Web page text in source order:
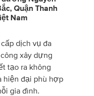
Quận Thanh
Nam
dịch vụ đa
xây dựng
tạo ra không
hiện đại phù hợp
gia đình.